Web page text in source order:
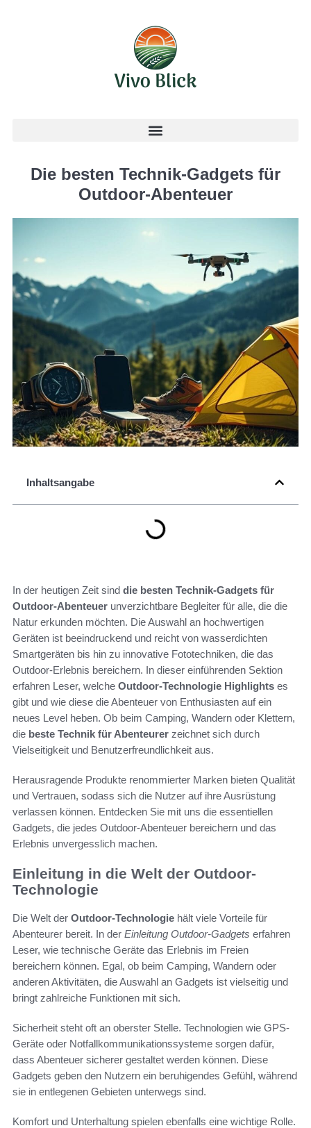
Die besten Technik-Gadgets für
Outdoor-Abenteuer
Inhaltsangabe
In der heutigen Zeit sind die besten Technik-Gadgets für
Outdoor-Abenteuer unverzichtbare Begleiter für alle, die die
Natur erkunden möchten. Die Auswahl an hochwertigen
Geräten ist beeindruckend und reicht von wasserdichten
Smartgeräten bis hin zu innovative Fototechniken, die das
Outdoor-Erlebnis bereichern. In dieser einführenden Sektion
erfahren Leser, welche Outdoor-Technologie Highlights es
gibt und wie diese die Abenteuer von Enthusiasten auf ein
neues Level heben. Ob beim Camping, Wandern oder Klettern,
die beste Technik für Abenteurer zeichnet sich durch
Vielseitigkeit und Benutzerfreundlichkeit aus.
Herausragende Produkte renommierter Marken bieten Qualität
und Vertrauen, sodass sich die Nutzer auf ihre Ausrüstung
verlassen können. Entdecken Sie mit uns die essentiellen
Gadgets, die jedes Outdoor-Abenteuer bereichern und das
Erlebnis unvergesslich machen.
Einleitung in die Welt der Outdoor-
Technologie
Die Welt der Outdoor-Technologie hält viele Vorteile für
Abenteurer bereit. In der Einleitung Outdoor-Gadgets erfahren
Leser, wie technische Geräte das Erlebnis im Freien
bereichern können. Egal, ob beim Camping, Wandern oder
anderen Aktivitäten, die Auswahl an Gadgets ist vielseitig und
bringt zahlreiche Funktionen mit sich.
Sicherheit steht oft an oberster Stelle. Technologien wie GPS-
Geräte oder Notfallkommunikationssysteme sorgen dafür,
dass Abenteuer sicherer gestaltet werden können. Diese
Gadgets geben den Nutzern ein beruhigendes Gefühl, während
sie in entlegenen Gebieten unterwegs sind.
Komfort und Unterhaltung spielen ebenfalls eine wichtige Rolle.